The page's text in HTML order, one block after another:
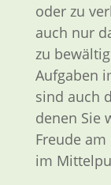
oder zu
auch nur
zu
Aufgaben
sind auch
denen Sie
Freude
im